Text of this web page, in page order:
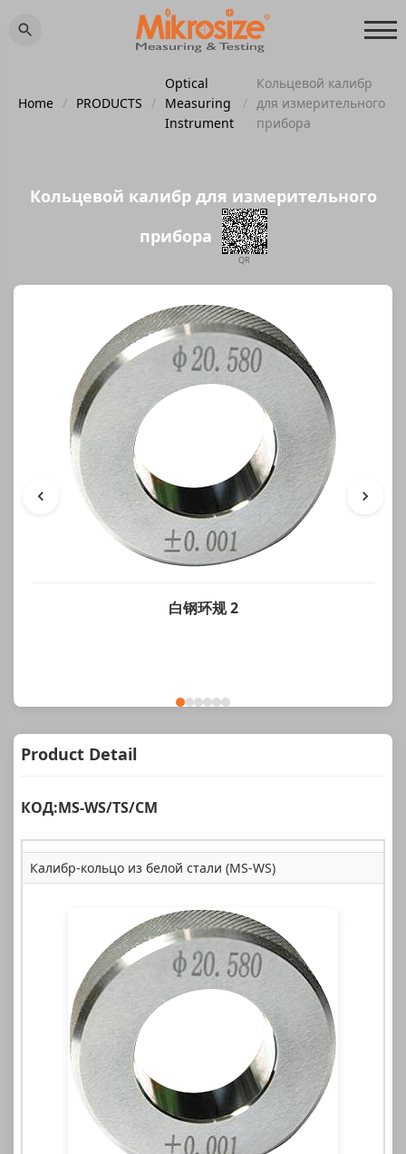
Home / PRODUCTS /
Optical
Measuring
Instrument
/
Кольцевой калибр
для измерительного
прибора
Кольцевой калибр для измерительного
прибора
QR
白钢环规 2
Product Detail
КОД:MS-WS/TS/CM
Калибр-кольцо из белой стали (MS-WS)